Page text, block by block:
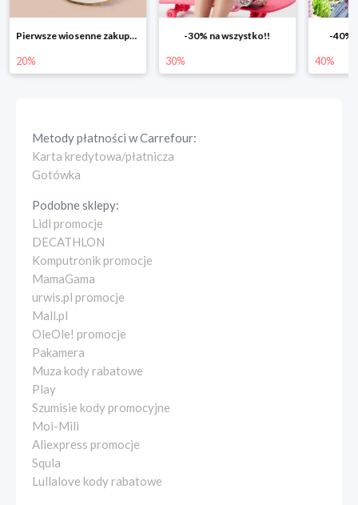
-30% na wszystko!!
30%
-40% na drugą sztukę
40% 25%
Metody płatności wCarrefour:
Karta kredytowa/płatnicza
Gotówka
Podobne sklepy:
Lidl promocje
DECATHLON
Komputronik promocje
MamaGama
urwis.pl promocje
Mall.pl
OleOle! promocje
Pakamera
Muza kody rabatowe
Play
Szumisie kody promocyjne
Moi-Mili
Aliexpress promocje
Squla
Lullalove kody rabatowe